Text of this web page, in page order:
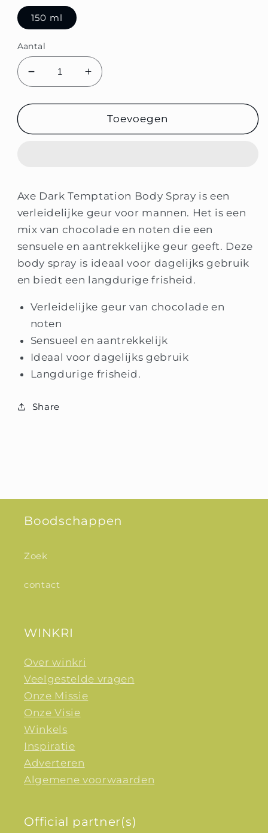
150 ml
Aantal
Minder
Axe
dark
body
Meer
Axe
dark
temptation
body
Toevoegen
Axe Dark Temptation Body Spray is een
verleidelijke geur voor mannen. Het is een
mix van chocolade en noten die een
sensuele en aantrekkelijke geur geeft. Deze
body spray is ideaal voor dagelijks gebruik
en biedt een langdurige frisheid.
Verleidelijke geur van chocolade en
noten
Sensueel en aantrekkelijk
Ideaal voor dagelijks gebruik
Langdurige frisheid.
Share
Boodschappen
Zoek
contact
WINKRI
Over winkri
Veelgestelde vragen
Onze Missie
Onze Visie
Winkels
Inspiratie
Adverteren
Algemene voorwaarden
Official partner(s)